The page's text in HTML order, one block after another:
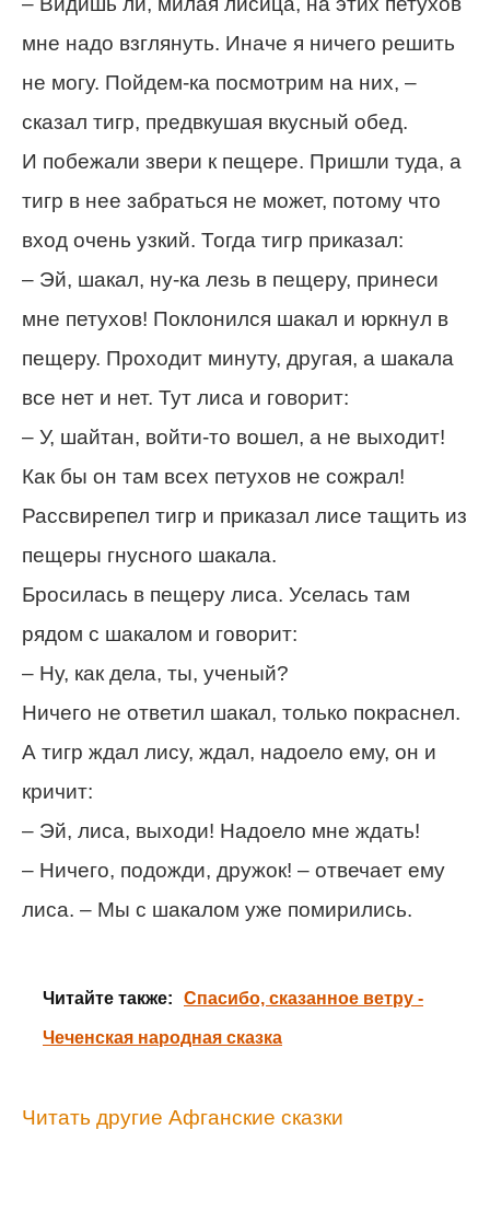
мне надо взглянуть. Иначе я ничего решить
не могу. Пойдем-ка посмотрим на них, –
сказал тигр, предвкушая вкусный обед.
И побежали звери к пещере. Пришли туда, а
тигр в нее забраться не может, потому что
вход очень узкий. Тогда тигр приказал:
– Эй, шакал, ну-ка лезь в пещеру, принеси
мне петухов! Поклонился шакал и юркнул в
пещеру. Проходит минуту, другая, а шакала
все нет и нет. Тут лиса и говорит:
– У, шайтан, войти-то вошел, а не выходит!
Как бы он там всех петухов не сожрал!
Рассвирепел тигр и приказал лисе тащить из
пещеры гнусного шакала.
Бросилась в пещеру лиса. Уселась там
рядом с шакалом и говорит:
– Ну, как дела, ты, ученый?
Ничего не ответил шакал, только покраснел.
А тигр ждал лису, ждал, надоело ему, он и
кричит:
– Эй, лиса, выходи! Надоело мне ждать!
– Ничего, подожди, дружок! – отвечает ему
лиса. – Мы с шакалом уже помирились.
Читайте также: Спасибо, сказанное ветру -
Чеченская народная сказка
Читать другие Афганские сказки